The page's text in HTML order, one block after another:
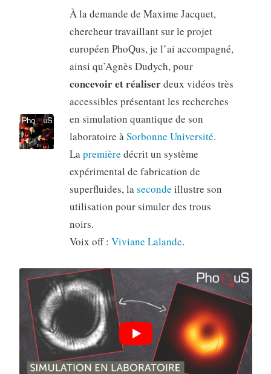
À la demande de Maxime Jacquet,
chercheur travaillant sur le projet
européen PhoQus, je l’ai accompagné,
ainsi qu’Agnès Dudych, pour
concevoir et réaliserdeux vidéos très
accessibles présentant les recherches
en simulation quantique de son
laboratoire àSorbonne Université.
Lapremière décrit un système
expérimental de fabrication de
superfluides, laseconde illustre son
utilisation pour simuler des trous
noirs.
Voix off :Viviane Lalande.